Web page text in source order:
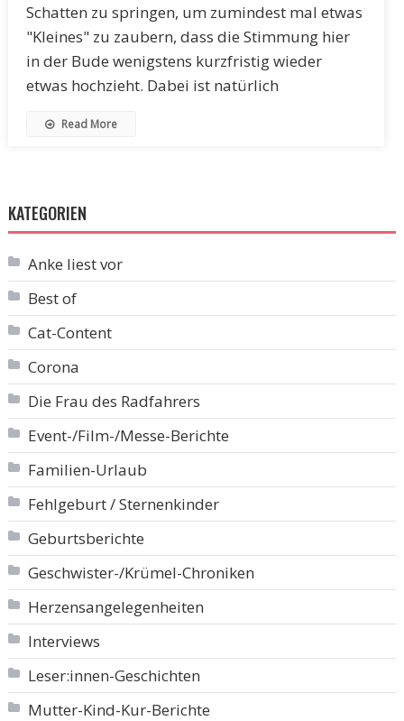
Schatten zu springen, um zumindest mal etwas
"Kleines" zu zaubern, dass die Stimmung hier
in der Bude wenigstens kurzfristig wieder
etwas hochzieht. Dabei ist natürlich
Read More
KATEGORIEN
Anke liest vor
Best of
Cat-Content
Corona
Die Frau des Radfahrers
Event-/Film-/Messe-Berichte
Familien-Urlaub
Fehlgeburt / Sternenkinder
Geburtsberichte
Geschwister-/Krümel-Chroniken
Herzensangelegenheiten
Interviews
Leser:innen-Geschichten
Mutter-Kind-Kur-Berichte